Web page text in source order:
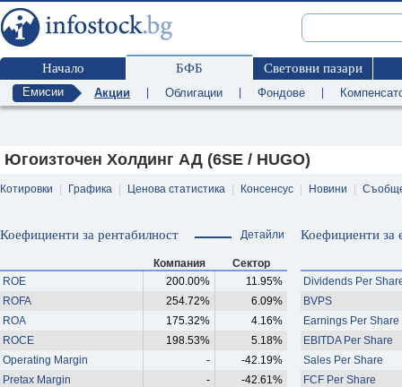
Начало БФБ Световни пазари
Емисии Акции Облигации Фондове
Югоизточен Холдинг АД (6SE / HUGO)
Котировки Графика Ценова статистика Консенсус Новини
Коефициенти за рентабилност Детайли
Компания
Сектор
ROE
200.00%
11.95%
ROFA
254.72%
6.09%
ROA
175.32%
4.16%
ROCE
198.53%
5.18%
Operating Margin
-
-42.19%
Pretax Margin
-
-42.61%
Коефициенти за
Dividends Per
BVPS
Earnings Per Share
EBITDA Per Share
Sales Per Share
FCF Per Share